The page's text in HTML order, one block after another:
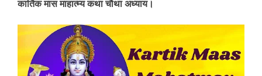
कार्तिक मास माहात्म्य कथा चौथा अध्याय।